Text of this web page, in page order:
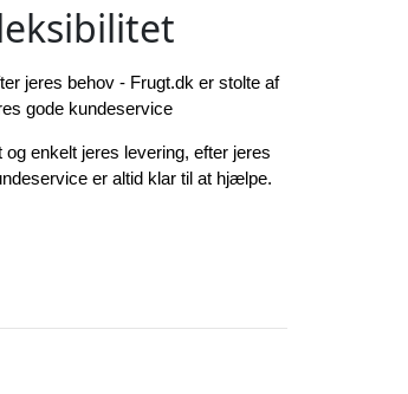
enkelt jeres levering, efter jeres
er altid klar til at hjælpe.